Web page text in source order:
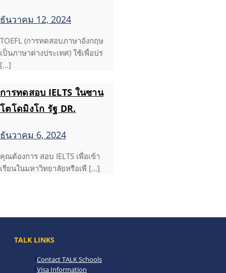
ธันวาคม 12, 2024
TOEFL (การทดสอบภาษาอังกฤษ
เป็นภาษาต่างประเทศ) ใช้เพื่อปร
[…]
การทดสอบ IELTS ในซาน
โตโดมิงโก รัฐ DR.
ธันวาคม 6, 2024
คุณต้องการ สอบ IELTS เพื่อเข้า
เรียนในมหาวิทยาลัยหรือเพื […]
TALK LINKS
Contact TALK Schools
Visa Information